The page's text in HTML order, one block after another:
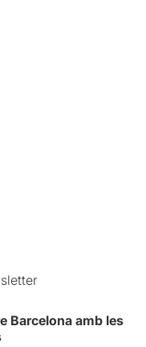
Barcelona amb les